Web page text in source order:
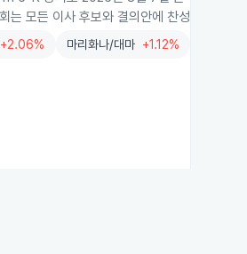
는 모든 이사 후보와 결의안에 찬성 투표를
+2.06% 마리화나/대마 +1.12%